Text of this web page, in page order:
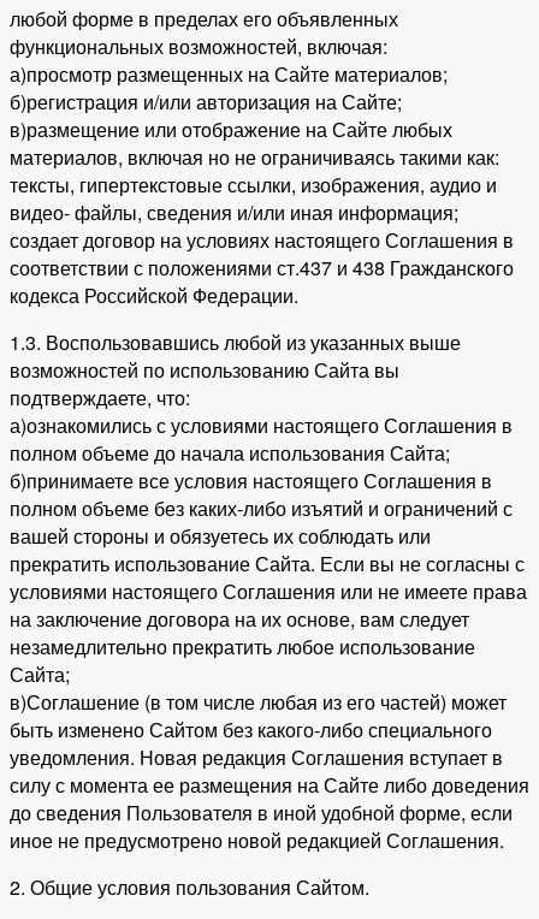
любой форме в пределах его объявленных
функциональных возможностей, включая:
а)просмотр размещенных на Сайте материалов;
б)регистрация и/или авторизация на Сайте;
в)размещение или отображение на Сайте любых
материалов, включая но не ограничиваясь такими как:
тексты, гипертекстовые ссылки, изображения, аудио и
видео- файлы, сведения и/или иная информация;
создает договор на условиях настоящего Соглашения в
соответствии с положениями ст.437 и 438 Гражданского
кодекса Российской Федерации.
1.3. Воспользовавшись любой из указанных выше
возможностей по использованию Сайта вы
подтверждаете, что:
а)ознакомились с условиями настоящего Соглашения в
полном объеме до начала использования Сайта;
б)принимаете все условия настоящего Соглашения в
полном объеме без каких-либо изъятий и ограничений с
вашей стороны и обязуетесь их соблюдать или
прекратить использование Сайта. Если вы не согласны с
условиями настоящего Соглашения или не имеете права
на заключение договора на их основе, вам следует
незамедлительно прекратить любое использование
Сайта;
в)Соглашение (в том числе любая из его частей) может
быть изменено Сайтом без какого-либо специального
уведомления. Новая редакция Соглашения вступает в
силу с момента ее размещения на Сайте либо доведения
до сведения Пользователя в иной удобной форме, если
иное не предусмотрено новой редакцией Соглашения.
2. Общие условия пользования Сайтом.